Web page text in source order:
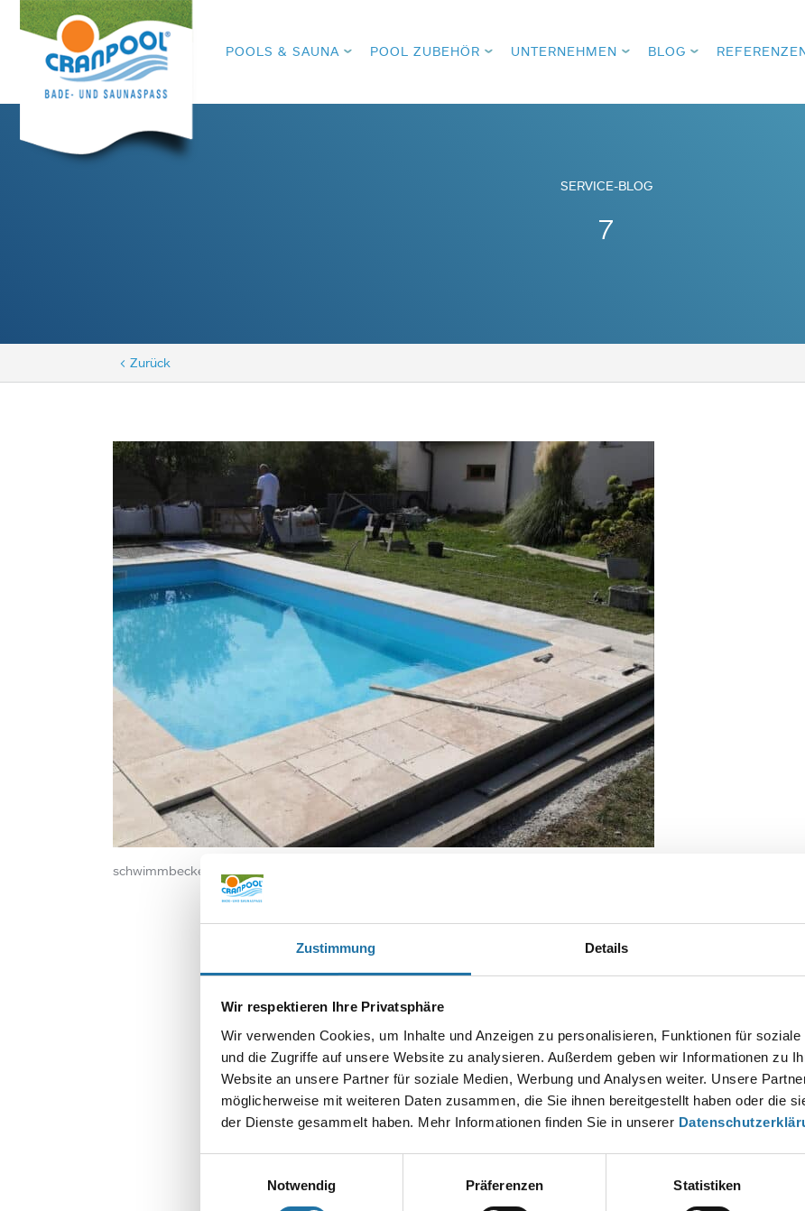
Zustimmung Details
Wir respektieren Ihre Privatsphäre
Wir verwenden Cookies, um Inhalte und Anzeigen zu personalisieren, Funktionen für
und die Zugriffe auf unsere Website zu analysieren. Außerdem geben wir Informationen zu
Website an unsere Partner für soziale Medien, Werbung und Analysen weiter. Unsere
möglicherweise mit weiteren Daten zusammen, die Sie ihnen bereitgestellt haben oder die
der Dienste gesammelt haben. Mehr Informationen finden Sie in unserer
Notwendig
Präferenzen Statistiken
POOLS & SAUNA POOL ZUBEHÖR UNTERNEHMEN BLOG
SERVICE-BLOG
7
< Zurück
schwimmbecken rechteckig, eingegraben in einem Garten bei der Montage
SCHREIBE EINEN KOMMENTAR
Deine E-Mail-Adresse wird nicht veröffentlicht. Erforderliche Felder sind mit* markiert
Kommentar*